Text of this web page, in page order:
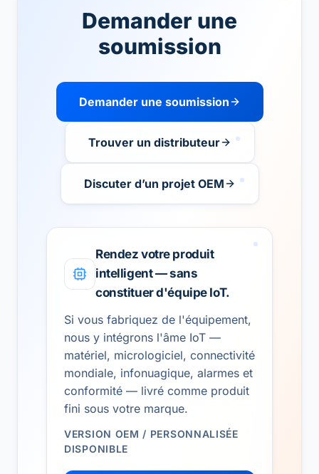
Demander une
soumission
Demander une soumission
Trouver un distributeur
Discuter d’un projet OEM
Rendez votre produit
intelligent — sans
constituer d'équipe IoT.
Si vous fabriquez de l'équipement,
nous y intégrons l'âme IoT —
matériel, micrologiciel, connectivité
mondiale, infonuagique, alarmes et
conformité — livré comme produit
fini sous votre marque.
VERSION OEM / PERSONNALISÉE
DISPONIBLE